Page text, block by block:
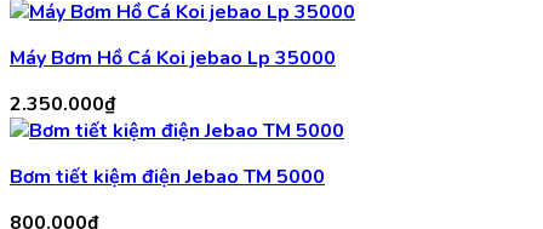
Máy Bơm Hồ Cá Koi jebao Lp 35000
2.350.000₫
Bơm tiết kiệm điện Jebao TM 5000
800.000₫